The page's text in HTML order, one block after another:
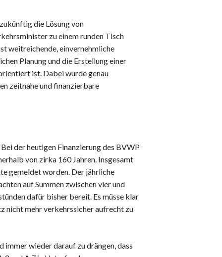
die Lösung von
zu einem runden Tisch
weitreichende, einvernehmliche
Planung und die Erstellung einer
ist. Dabei wurde genau
zeitnahe und finanzierbare
der heutigen Finanzierung des BVWP
von zirka 160 Jahren. Insgesamt
gemeldet worden. Der jährliche
auf Summen zwischen vier und
dafür bisher bereit. Es müsse klar
nicht mehr verkehrssicher aufrecht zu
immer wieder darauf zu drängen, dass